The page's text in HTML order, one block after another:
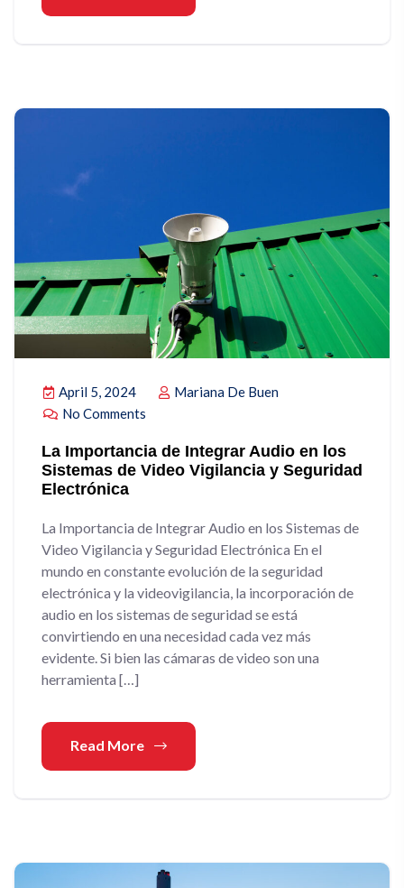
April 5, 2024
Mariana De Buen
No Comments
La Importancia de Integrar Audio en los
Sistemas de Video Vigilancia y Seguridad
Electrónica
La Importancia de Integrar Audio en los Sistemas de
Video Vigilancia y Seguridad Electrónica En el
mundo en constante evolución de la seguridad
electrónica y la videovigilancia, la incorporación de
audio en los sistemas de seguridad se está
convirtiendo en una necesidad cada vez más
evidente. Si bien las cámaras de video son una
herramienta […]
Read More